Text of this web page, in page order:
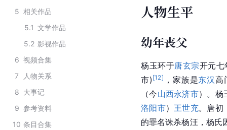
5 相关作品
5.1 文学作品
5.2 影视作品
6 视频合集
7
人物关系
8 大事记
9 参考资料
10 条目合集
人物生平
幼年丧父
杨玉环于唐玄宗开元
市) [12] ，家族是东汉高
（今山西永济市）。杨
洛阳市） 王世充。唐初
的罪名诛杀杨汪，杨氏